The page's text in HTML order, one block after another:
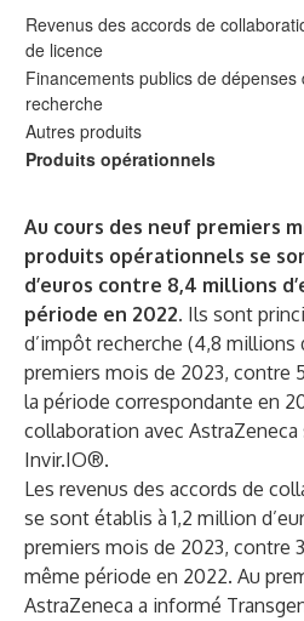
Revenus des accords de
de licence
Financements publics de dépenses
recherche
Autres produits
Produits opérationnels
Au cours des neuf premiers
produits opérationnels se
d’euros contre 8,4 millions
période en 2022. Ils sont
d’impôt recherche (4,8 millions
premiers mois de 2023, contre
la période correspondante en
collaboration avec
Invir.IO®.
Les revenus des accords de
se sont établis à 1,2 million
premiers mois de 2023, contre
même période en 2022. Au
AstraZeneca a informé